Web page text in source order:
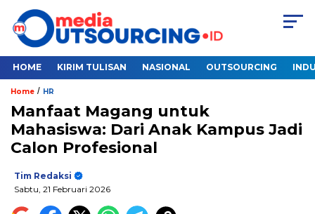
HOME KIRIM TULISAN NASIONAL OUTSOURCING
Home / HR
Manfaat Magang untuk
Mahasiswa: Dari Anak Kampus Jadi
Calon Profesional
Tim Redaksi
Sabtu, 21 Februari 2026